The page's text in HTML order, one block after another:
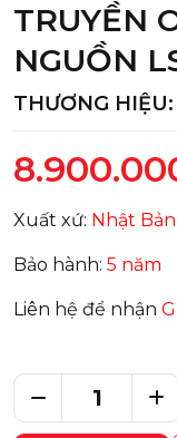
TRUYỀN
NGUỒN
THƯƠNG HIỆU:
Xuất xứ: Nhật Bản
Bảo hành: 5 năm
Liên hệ để nhận